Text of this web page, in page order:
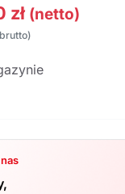
zł (netto)